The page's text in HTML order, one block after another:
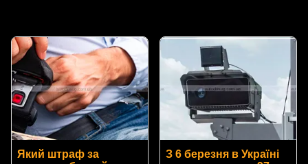
Який штраф за
З 6 березня в Україні